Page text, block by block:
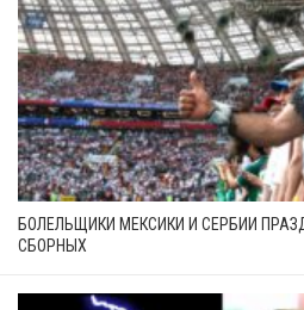
БОЛЕЛЬЩИКИ МЕКСИКИ И СЕРБИИ
СБОРНЫХ